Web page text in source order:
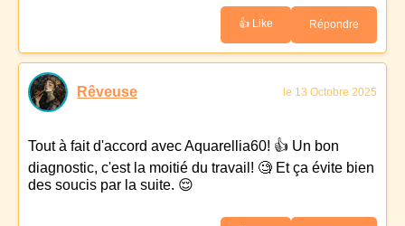
👍 Like Répondre
Rêveuse le 13 Octobre 2025
Tout à fait d'accord avec Aquarellia60! 👍 Un bon
diagnostic, c'est la moitié du travail! 🧐 Et ça évite bien
des soucis par la suite. 😌